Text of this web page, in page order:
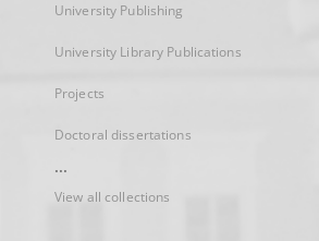
University Publishing
University Library Publications
Projects
Doctoral dissertations
...
View all collections